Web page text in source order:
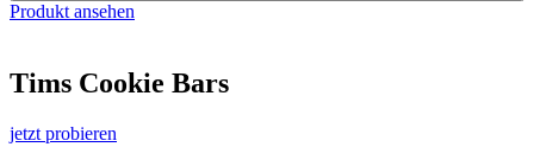
Produkt ansehen
Tims Cookie Bars
jetzt probieren